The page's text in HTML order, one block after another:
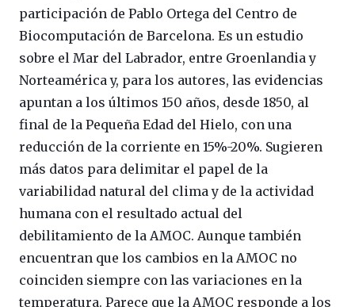
participación de Pablo Ortega del Centro de
Biocomputación de Barcelona. Es un estudio
sobre el Mar del Labrador, entre Groenlandia y
Norteamérica y, para los autores, las evidencias
apuntan a los últimos 150 años, desde 1850, al
final de la Pequeña Edad del Hielo, con una
reducción de la corriente en 15%-20%. Sugieren
más datos para delimitar el papel de la
variabilidad natural del clima y de la actividad
humana con el resultado actual del
debilitamiento de la AMOC. Aunque también
encuentran que los cambios en la AMOC no
coinciden siempre con las variaciones en la
temperatura. Parece que la AMOC responde a los